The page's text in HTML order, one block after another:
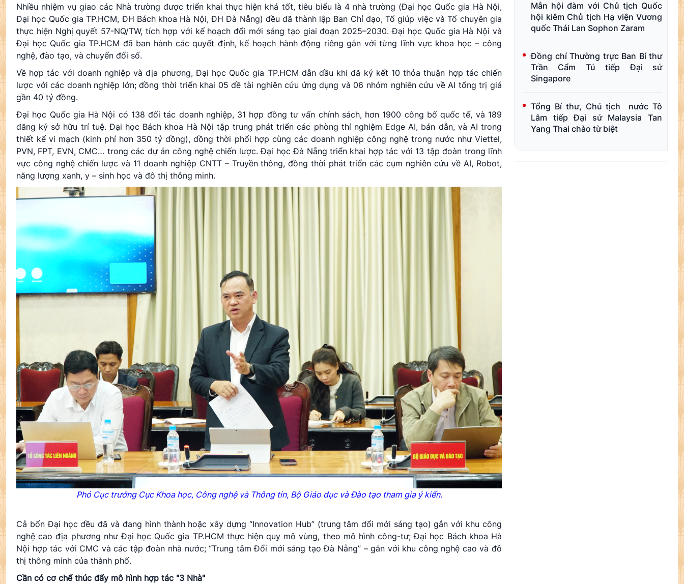
Nhiều nhiệm vụ giao các Nhà trường được triển khai thực hiện khá tốt, tiêu biểu là 4 nhà trường (Đại học Quốc gia Hà Nội,
Đại học Quốc gia TP.HCM, ĐH Bách khoa Hà Nội, ĐH Đà Nẵng) đều đã thành lập Ban Chỉ đạo, Tổ giúp việc và Tổ chuyên gia
thực hiện Nghị quyết 57-NQ/TW, tích hợp với kế hoạch đổi mới sáng tạo giai đoạn 2025–2030. Đại học Quốc gia Hà Nội và
Đại học Quốc gia TP.HCM đã ban hành các quyết định, kế hoạch hành động riêng gắn với từng lĩnh vực khoa học – công
nghệ, đào tạo, và chuyển đổi số.
Về hợp tác với doanh nghiệp và địa phương, Đại học Quốc gia TP.HCM dẫn đầu khi đã ký kết 10 thỏa thuận hợp tác chiến
lược với các doanh nghiệp lớn; đồng thời triển khai 05 đề tài nghiên cứu ứng dụng và 06 nhóm nghiên cứu về AI tổng trị giá
gần 40 tỷ đồng.
Đại học Quốc gia Hà Nội có 138 đối tác doanh nghiệp, 31 hợp đồng tư vấn chính sách, hơn 1900 công bố quốc tế, và 189
đăng ký sở hữu trí tuệ. Đại học Bách khoa Hà Nội tập trung phát triển các phòng thí nghiệm Edge AI, bán dẫn, và AI trong
thiết kế vi mạch (kinh phí hơn 350 tỷ đồng), đồng thời phối hợp cùng các doanh nghiệp công nghệ trong nước như Viettel,
PVN, FPT, EVN, CMC… trong các dự án công nghệ chiến lược. Đại học Đà Nẵng triển khai hợp tác với 13 tập đoàn trong lĩnh
vực công nghệ chiến lược và 11 doanh nghiệp CNTT – Truyền thông, đồng thời phát triển các cụm nghiên cứu về AI, Robot,
năng lượng xanh, y – sinh học và đô thị thông minh.
Phó Cục trưởng Cục Khoa học, Công nghệ và Thông tin, Bộ Giáo dục và Đào tạo tham gia ý kiến.
Cả bốn Đại học đều đã và đang hình thành hoặc xây dựng “Innovation Hub” (trung tâm đổi mới sáng tạo) gắn với khu công
nghệ cao địa phương như Đại học Quốc gia TP.HCM thực hiện quy mô vùng, theo mô hình công-tư; Đại học Bách khoa Hà
Nội hợp tác với CMC và các tập đoàn nhà nước; “Trung tâm Đổi mới sáng tạo Đà Nẵng” – gắn với khu công nghệ cao và đô
thị thông minh của thành phố.
Cần có cơ chế thúc đẩy mô hình hợp tác "3 Nhà"
Mẫn hội đàm với Chủ tịch Quốc
hội kiêm Chủ tịch Hạ viện Vương
quốc Thái Lan Sophon Zaram
Đồng chí Thường trực Ban Bí thư
Trần Cẩm Tú tiếp Đại sứ
Singapore
Tổng Bí thư, Chủ tịch nước Tô
Lâm tiếp Đại sứ Malaysia Tan
Yang Thai chào từ biệt